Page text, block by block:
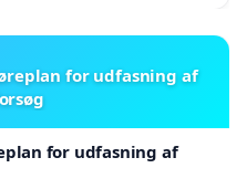
for udfasning af
for udfasning af